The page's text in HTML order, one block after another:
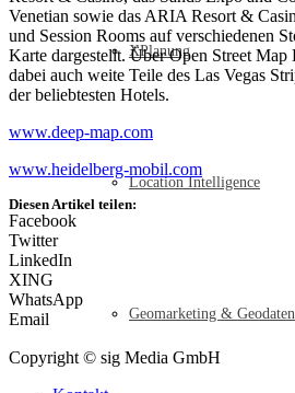
XPlanung
Location Intelligence
Geomarketing & Geodaten
Venetian sowie das ARIA Resort &
und Session Rooms auf verschiedenen
Karte dargestellt. Über Open Street
dabei auch weite Teile des Las Vegas
der beliebtesten Hotels.
www.deep-map.com
www.heidelberg-mobil.com
Diesen Artikel teilen:
Facebook
Twitter
LinkedIn
XING
WhatsApp
Email
Copyright © sig Media GmbH